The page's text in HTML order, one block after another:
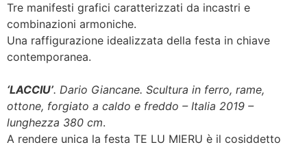
Tre manifesti grafici caratterizzati da incastri e
combinazioni armoniche.
Una raffigurazione idealizzata della festa in chiave
contemporanea.
‘LACCIU’. Dario Giancane. Scultura in ferro, rame,
ottone, forgiato a caldo e freddo – Italia 2019 –
lunghezza 380 cm.
A rendere unica la festa TE LU MIERU è il cosiddetto